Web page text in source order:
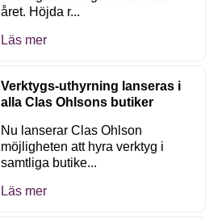
året. Höjda r...
Läs mer
Verktygs-uthyrning lanseras i
alla Clas Ohlsons butiker
Nu lanserar Clas Ohlson
möjligheten att hyra verktyg i
samtliga butike...
Läs mer